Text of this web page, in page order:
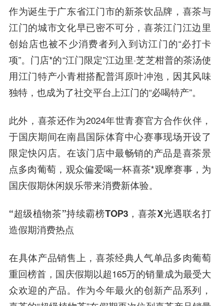
作为诞生于广东省江门市的新茶饮品牌，喜茶与
江门的城市文化早已密不可分，喜茶江门江边里
创始店也被不少消费者列入到访江门的“必打卡
项”。门店*的“江门限定”江边里·芝芝柑普的茶汤使
用江门特产小青柑搭配普洱原叶冲泡，因其风味
独特，也成为了社交平台上江门的“必喝特产”。
此外，喜茶还作为2024年世青赛官方合作伙伴，
于国庆期间在南昌国际体育中心赛事现场开设了
限定快闪店。在该门店中最畅销的产品是喜茶景
点多肉葡萄，观众偏爱喝一杯喜茶*观摩赛事，为
国庆假期休闲娱乐带来消费新体验。
“超级植物茶”持续霸榜TOP3，喜茶X光遇联名打
造假期消费热点
在具体产品销售上，喜茶经典人气单品多肉葡萄
重回榜首，国庆假期以超165万的销量成为最受大
众欢迎的产品。作为今年最火的创新产品系列，